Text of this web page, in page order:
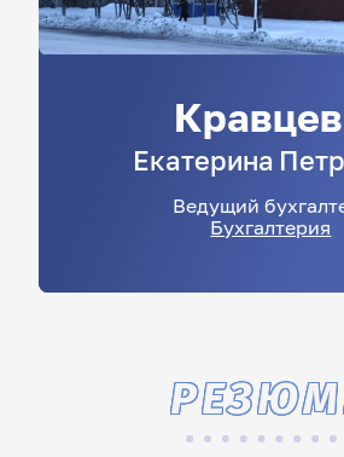
Екатерина
Ведущий
Бухгалтерия